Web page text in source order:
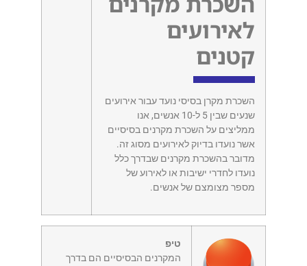
לאירועים
קטנים
השכרת מקרן בסיסי נועד עבור אירועים
שנעים שבין 5 ל-10 אנשים, אנו
ממליצים על השכרת מקרנים בסיסיים
אשר נועדו בדיוק לאירועים מסוג זה.
מדובר בהשכרת מקרנים שבדרך כלל
נועדו לחדרי ישיבות או לאירוע של
מספר מצומצם של אנשים.
טיפ
המקרנים הבסיסיים הם בדרך